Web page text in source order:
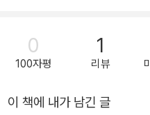
게 우리말과 역사를 가르치기
교육비와 기부금으로 운영되는
배워야 할 기초 과목을 공부하
일 조선인에 대한 뿌리 깊은 차
0
100자평
1
리뷰
이 책에 내가 남긴 글